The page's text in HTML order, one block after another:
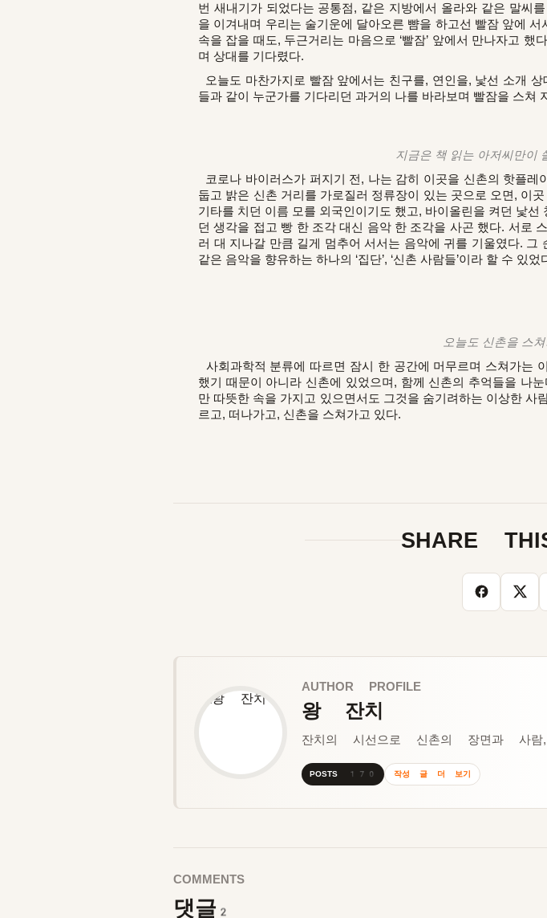
번 새내기가 되었다는 공통점, 같은 지방에서 올라와 같은 말씨
을 이겨내며 우리는 술기운에 달아오른 뺨을 하고선 빨잠 앞에
속을 잡을 때도, 두근거리는 마음으로 ‘빨잠’ 앞에서 만나자고
며 상대를 기다렸다.
오늘도 마찬가지로 빨잠 앞에서는 친구를, 연인을, 낯선 소개
들과 같이 누군가를 기다리던 과거의 나를 바라보며 빨잠을 스쳐
지금은 책 읽는 아저씨만이
코로나 바이러스가 퍼지기 전, 나는 감히 이곳을 신촌의 핫플
둡고 밝은 신촌 거리를 가로질러 정류장이 있는 곳으로 오면, 이
기타를 치던 이름 모를 외국인이기도 했고, 바이올린을 켜던 낯
던 생각을 접고 빵 한 조각 대신 음악 한 조각을 사곤 했다. 서로
러 대 지나갈 만큼 길게 멈추어 서서는 음악에 귀를 기울였다.
같은 음악을 향유하는 하나의 ‘집단’, ‘신촌 사람들’이라 할 수 있었
오늘도 신촌을 스
사회과학적 분류에 따르면 잠시 한 공간에 머무르며 스쳐가는
했기 때문이 아니라 신촌에 있었으며, 함께 신촌의 추억들을 나
만 따뜻한 속을 가지고 있으면서도 그것을 숨기려하는 이상한
르고, 떠나가고, 신촌을 스쳐가고 있다.
SHARE
AUTHOR PROFILE
왕 잔치
잔치의 시선으로 신촌의 장면과 사람
POSTS 170 작성 글 더 보기
COMMENTS
댓글 2